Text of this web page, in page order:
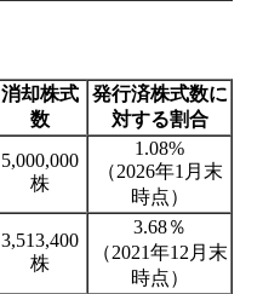
消却株式
数
発行済株式数に
対する割合
5,000,000
株
1.08%
（2026年1月末
時点）
3,513,400
株
3.68％
（2021年12月末
時点）